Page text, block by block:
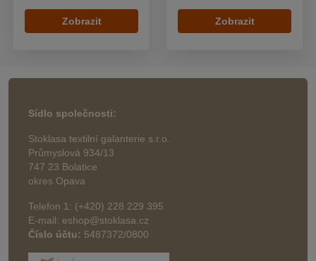
Zobrazit Zobrazit
Sídlo společnosti:
Stoklasa textilní galanterie s.r.o.
Průmyslová 934/13
747 23 Bolatice
okres Opava
Telefon 1: (+420) 228 229 395
E-mail: eshop@stoklasa.cz
Číslo účtu: 5487372/0800